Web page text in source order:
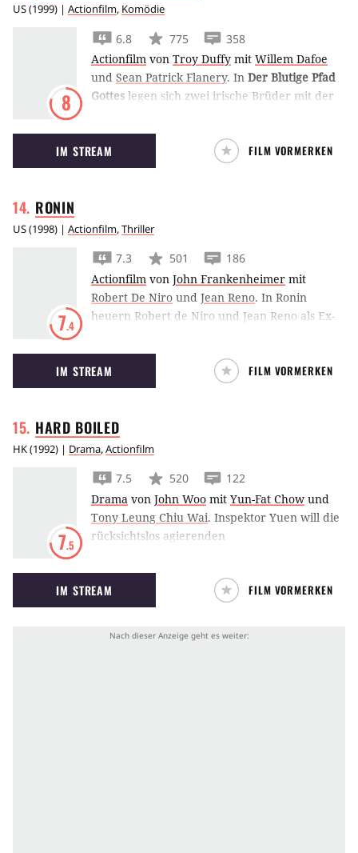
US(1999) | Actionfilm, Komödie
8
6.8 775
358
Actionfilm von Troy Duffy mit Willem Dafoe
und Sean Patrick Flanery. In Der Blutige Pfad
Gottes legen sich zwei irische Brüder mit der
einen heiligen Rachefeldzug.
IM STREAM FILM VORMERKEN
RONIN
US(1998) | Actionfilm,Thriller
7.4
7.3 501
186
Actionfilm von John Frankenheimer mit
Robert De Niro und Jean Reno. In Ronin
heuern Robert de Niro und Jean Reno als Ex-
was zu aufwendigen Autorverfolgungsjagden
quer durch Frankreich führt.
IM STREAM FILM VORMERKEN
HARD BOILED
HK(1992) | Drama,Actionfilm
7.5
7.5 520
122
Drama von John Woo mit Yun-Fat Chow und
Tony Leung Chiu Wai. Inspektor Yuen will die
rücksichtslos agierenden
immer zerschlagen. Monatelang hat es
gedauert Undercover-Agenten
einzuschleusen, Vorbereitungen für den
Identität des Vermittlers aufzudecken, der aus
IM STREAM FILM VORMERKEN